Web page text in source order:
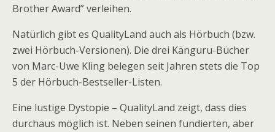
Brother Award” verleihen.
Natürlich gibt es QualityLand auch als Hörbuch (bzw.
zwei Hörbuch-Versionen). Die drei Känguru-Bücher
von Marc-Uwe Kling belegen seit Jahren stets die Top
5 der Hörbuch-Bestseller-Listen.
Eine lustige Dystopie – QualityLand zeigt, dass dies
durchaus möglich ist. Neben seinen fundierten, aber